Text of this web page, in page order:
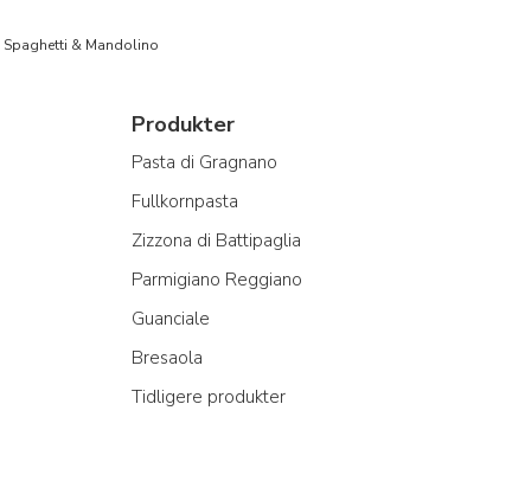
Spaghetti & Mandolino
Produkter
Pasta di Gragnano
Fullkornpasta
Zizzona di Battipaglia
Parmigiano Reggiano
Guanciale
Bresaola
Tidligere produkter